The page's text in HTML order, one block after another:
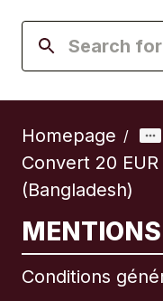
Homepage /
Convert 20
(Bangladesh)
Conditions